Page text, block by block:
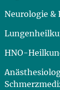
Neurologie &
HNO-